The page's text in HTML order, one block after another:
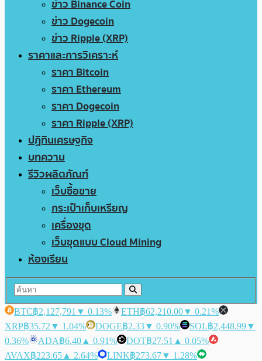
ข่าว Binance Coin
ข่าว Dogecoin
ข่าว Ripple (XRP)
ราคาและการวิเคราะห์
ราคา Bitcoin
ราคา Ethereum
ราคา Dogecoin
ราคา Ripple (XRP)
ปฏิทินเศรษฐกิจ
บทความ
รีวิวผลิตภัณฑ์
เว็บซื้อขาย
กระเป๋าเก็บเหรียญ
เครื่องขุด
เว็บขุดแบบ Cloud Mining
ห้องเรียน
BTC฿2,127,791 ▼ 0.13% ETH฿62,210.00▼ 0.21%
XRP฿35.72 ▼ 1.04% DOGE฿2.33▼ 0.90% SOL฿2,448.99▼
0.36%
ADA฿6.40 ▲ 0.91% DOT฿27.51 ▲ 0.05%
AVAX฿223.65 ▲ 2.64% LINK฿273.67▼ 1.28%